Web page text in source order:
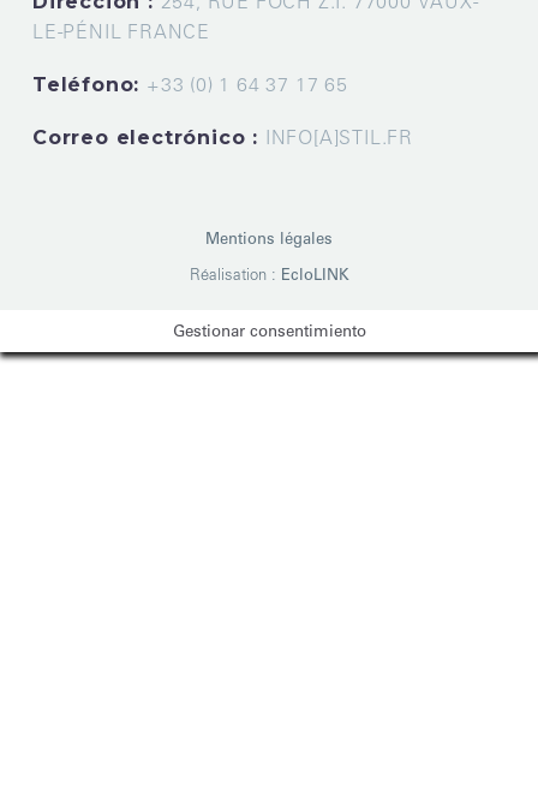
LE-PÉNIL FRANCE
Teléfono: +33 (0) 1 64 37 17 65
Correo electrónico : INFO[A]STIL.FR
Mentions légales
Réalisation : EcloLINK
Gestionar consentimiento